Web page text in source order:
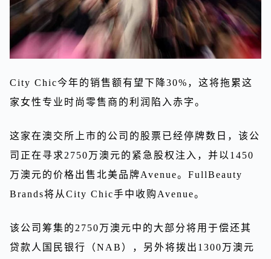
City Chic今年的销售额有望下降30%，这将拖累这
家女性专业时尚零售商的利润陷入赤字。
这家在澳交所上市的公司的股票已经停牌数日，该公
司正在寻求2750万澳元的紧急股权注入，并以1450
万澳元的价格出售北美品牌Avenue。FullBeauty
Brands将从City Chic手中收购Avenue。
该公司筹集的2750万澳元中的大部分将用于偿还其
贷款人国民银行（NAB），另外将拨出1300万澳元